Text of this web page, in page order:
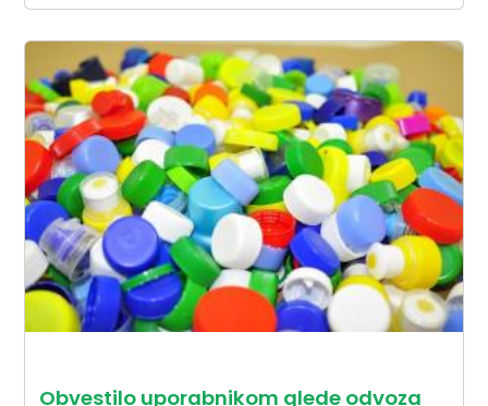
Obvestilo uporabnikom glede odvoza